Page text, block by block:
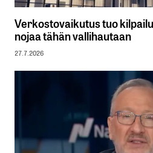
Verkostovaikutus tuo
nojaa tähän vallihautaan
27.7.2026